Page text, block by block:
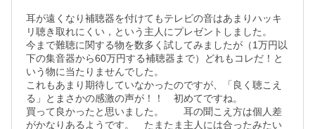
耳が遠くなり補聴器を付けてもテレビの音はあまりハッキ
リ聴き取れにくい，という主人にプレゼントしました。
今まで難聴に関する物を数多く試してみましたが（1万円以
下の集音器から60万円する補聴器まで）どれもコレだ！と
いう物に当たりませんでした。
これもあまり期待していなかったのですが、「良く聴こえ
る」とまさかの感激の声が！！　初めてですね。
買って良かったと思いました。　　耳の聞こえ方は個人差
がかなりあるようです。　たまたま主人には合ったみたい